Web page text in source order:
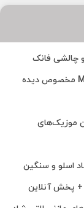
چالشی فانک
دانلود مجموعه آهنگ برای چالش تغییر ناخن MP3 مخصوص دیده
موزیک‌های
اسلو و سنگین
+ پخش آنلاین